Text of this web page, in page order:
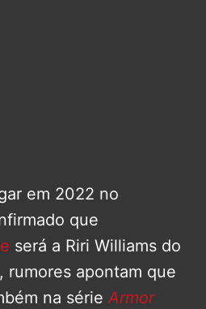
em 2022 no
que
será a Riri Williams do
rumores apontam que
na série Armor